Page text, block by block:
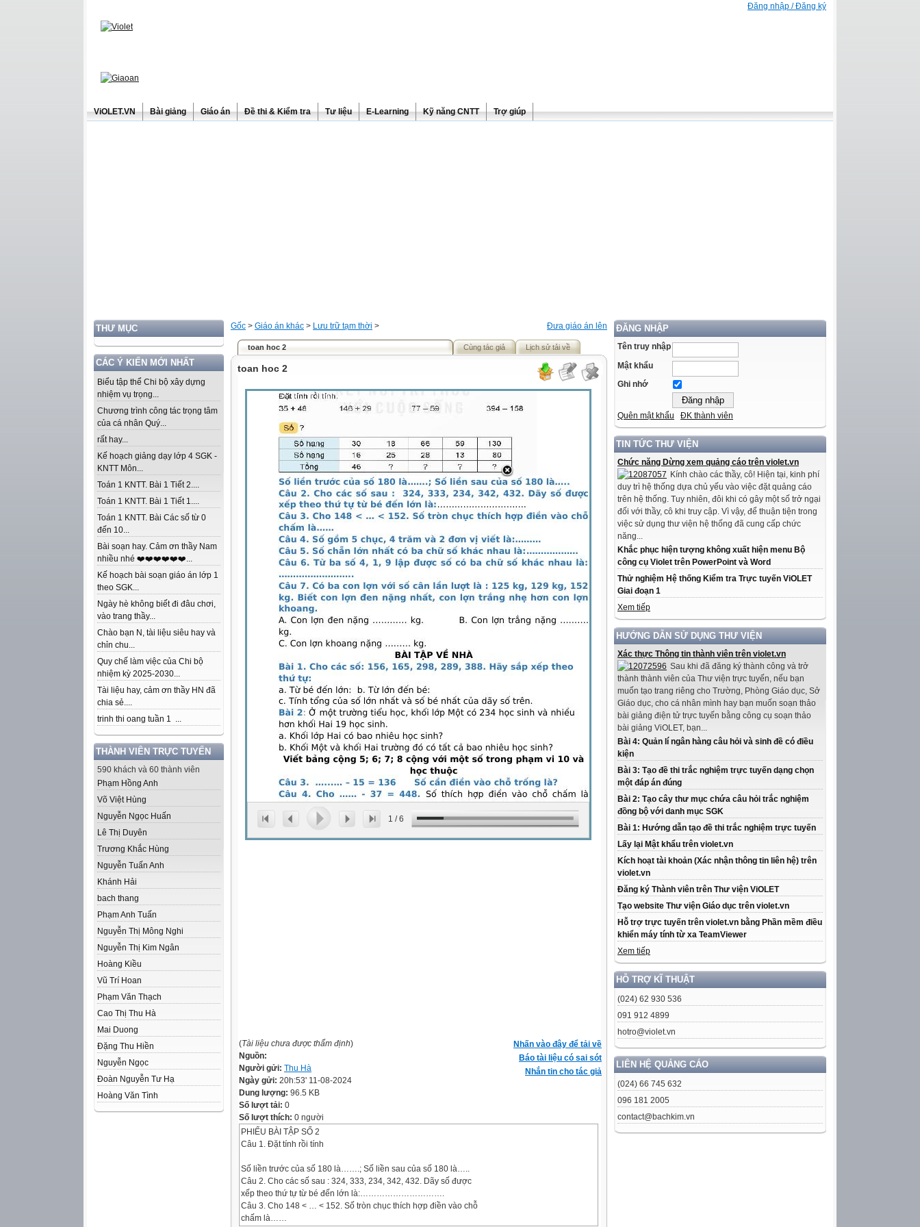
Đăng nhập / Đăng ký
ViOLET.VN Bài giảng Giáo án Đề thi & Kiểm tra Tư liệu E-Learning Kỹ năng CNTT Trợ giúp
THƯ MỤC
CÁC Ý KIẾN MỚI NHẤT
Biểu tập thể Chi bộ xây dựng
nhiệm vụ trọng...
Chương trình công tác trọng tâm
của cá nhân Quý...
rất hay...
Kế hoạch giảng dạy lớp 4 SGK -
KNTT Môn...
Toán 1 KNTT. Bài 1 Tiết 2....
Toán 1 KNTT. Bài 1 Tiết 1....
Toán 1 KNTT. Bài Các số từ 0
đến 10...
Bài soạn hay. Cảm ơn thầy Nam
nhiều nhé ❤️❤️❤️❤️❤️❤️...
Kế hoạch bài soạn giáo án lớp 1
theo SGK...
Ngày hè không biết đi đâu chơi,
vào trang thầy...
Chào bạn N, tài liệu siêu hay và
chỉn chu...
Quy chế làm việc của Chi bộ
nhiệm kỳ 2025-2030...
Tài liệu hay, cảm ơn thầy HN đã
chia sẻ....
trinh thi oang tuần 1 ...
THÀNH VIÊN TRỰC TUYẾN
590 khách và 60 thành viên
Phạm Hồng Anh
Võ Việt Hùng
Nguyễn Ngọc Huấn
Lê Thị Duyên
Trương Khắc Hùng
Nguyễn Tuấn Anh
Khánh Hải
bach thang
Phạm Anh Tuấn
Nguyễn Thị Mông Nghi
Nguyễn Thị Kim Ngân
Hoàng Kiều
Vũ Trí Hoan
Phạm Văn Thạch
Cao Thị Thu Hà
Mai Duong
Đặng Thu Hiền
Nguyễn Ngọc
Đoàn Nguyễn Tư Hạ
Hoàng Văn Tình
ĐĂNG NHẬP
Tên truy nhập
Mật khẩu
Ghi nhớ
Quên mật khẩu ĐK thành viên
TIN TỨC THƯ VIỆN
Chức năng Dừng xem quảng cáo trên violet.vn
Kính chào các thầy, cô! Hiện tại, kinh phí
duy trì hệ thống dựa chủ yếu vào việc đặt quảng cáo
trên hệ thống. Tuy nhiên, đôi khi có gây một số trở ngại
đối với thầy, cô khi truy cập. Vì vậy, để thuận tiện trong
việc sử dụng thư viện hệ thống đã cung cấp chức
năng...
Khắc phục hiện tượng không xuất hiện menu Bộ
công cụ Violet trên PowerPoint và Word
Thử nghiệm Hệ thống Kiểm tra Trực tuyến ViOLET
Giai đoạn 1
Xem tiếp
HƯỚNG DẪN SỬ DỤNG THƯ VIỆN
Xác thực Thông tin thành viên trên violet.vn
Sau khi đã đăng ký thành công và trở
thành thành viên của Thư viện trực tuyến, nếu bạn
muốn tạo trang riêng cho Trường, Phòng Giáo dục, Sở
Giáo dục, cho cá nhân mình hay bạn muốn soạn thảo
bài giảng điện tử trực tuyến bằng công cụ soạn thảo
bài giảng ViOLET, bạn...
Bài 4: Quản lí ngân hàng câu hỏi và sinh đề có điều
kiện
Bài 3: Tạo đề thi trắc nghiệm trực tuyến dạng chọn
một đáp án đúng
Bài 2: Tạo cây thư mục chứa câu hỏi trắc nghiệm
đồng bộ với danh mục SGK
Bài 1: Hướng dẫn tạo đề thi trắc nghiệm trực tuyến
Lấy lại Mật khẩu trên violet.vn
Kích hoạt tài khoản (Xác nhận thông tin liên hệ) trên
violet.vn
Đăng ký Thành viên trên Thư viện ViOLET
Tạo website Thư viện Giáo dục trên violet.vn
Hỗ trợ trực tuyến trên violet.vn bằng Phần mềm điều
khiển máy tính từ xa TeamViewer
Xem tiếp
HỖ TRỢ KĨ THUẬT
(024) 62 930 536
091 912 4899
hotro@violet.vn
LIÊN HỆ QUẢNG CÁO
(024) 66 745 632
096 181 2005
contact@bachkim.vn
Đưa giáo án lên
Gốc > Giáo án khác > Lưu trữ tạm thời >
toan hoc 2 Cùng tác giả Lịch sử tải về
toan hoc 2
1 /6
Nhấn vào đây để tải về
Báo tài liệu có sai sót
Nhắn tin cho tác giả
(Tài liệu chưa được thẩm định)
Nguồn:
Người gửi: Thu Hà
Ngày gửi: 20h:53' 11-08-2024
Dung lượng: 96.5 KB
Số lượt tải: 0
Số lượt thích: 0 người
PHIẾU BÀI TẬP SỐ 2
Câu 1. Đặt tính rồi tính
Số liền trước của số 180 là…….; Số liền sau của số 180 là…..
Câu 2. Cho các số sau : 324, 333, 234, 342, 432. Dãy số được
xếp theo thứ tự từ bé đến lớn là:………………………….
Câu 3. Cho 148 < … < 152. Số tròn chục thích hợp điền vào chỗ
chấm là……